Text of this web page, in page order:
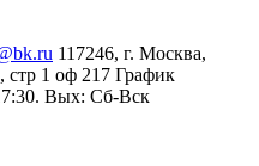
117246, г. Москва,
стр 1 оф 217 График
Вых: Сб‑Вск